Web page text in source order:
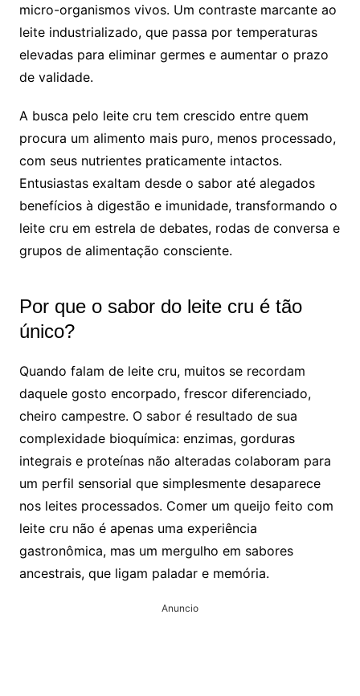
micro-organismos vivos. Um contraste marcante ao
leite industrializado, que passa por temperaturas
elevadas para eliminar germes e aumentar o prazo
de validade.
A busca pelo leite cru tem crescido entre quem
procura um alimento mais puro, menos processado,
com seus nutrientes praticamente intactos.
Entusiastas exaltam desde o sabor até alegados
benefícios à digestão e imunidade, transformando o
leite cru em estrela de debates, rodas de conversa e
grupos de alimentação consciente.
Por que o sabor do leite cru é tão
único?
Quando falam de leite cru, muitos se recordam
daquele gosto encorpado, frescor diferenciado,
cheiro campestre. O sabor é resultado de sua
complexidade bioquímica: enzimas, gorduras
integrais e proteínas não alteradas colaboram para
um perfil sensorial que simplesmente desaparece
nos leites processados. Comer um queijo feito com
leite cru não é apenas uma experiência
gastronômica, mas um mergulho em sabores
ancestrais, que ligam paladar e memória.
Anuncio